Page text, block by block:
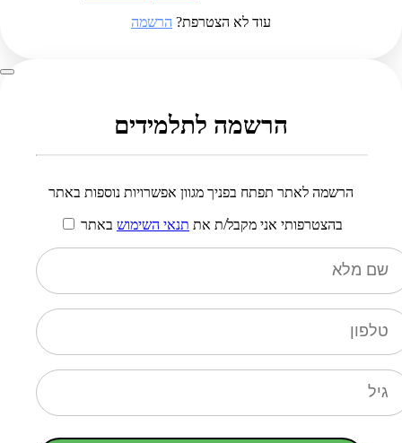
עוד לא הצטרפת? הרשמה
הרשמה לתלמידים
הרשמה לאתר תפתח בפניך מגוון אפשרויות נוספות באתר
בהצטרפותי אני מקבל/ת את תנאי השימוש באתר